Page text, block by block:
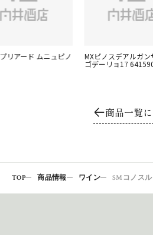
リアード ムニュピノ MXピノスデアルガン
ゴデーリョ17
商品一覧
TOP 商品情報 ワイン